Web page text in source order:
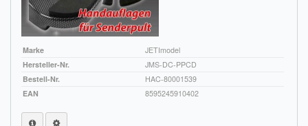
Marke
JETImodel
Hersteller-Nr.
JMS-DC-PPCD
Bestell-Nr.
HAC-80001539
EAN
8595245910402